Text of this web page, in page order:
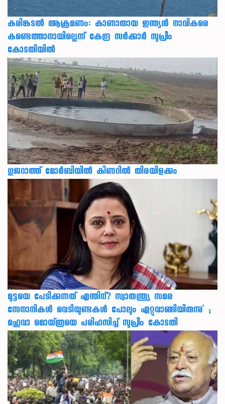
കരിങ്കടൽ ആക്രമണം: കാണാതായ ഇന്ത്യൻ നാവികരെ
കണ്ടെത്താനായില്ലെന്ന് കേന്ദ്ര സർക്കാർ സുപ്രീം
കോടതിയിൽ
ഗുജറാത്ത് മോർബിയിൽ കിണറിൽ തിരയിളക്കം
മുട്ടയെ പേടിക്കുന്നത് എന്തിന്? സ്വാതന്ത്ര്യ സമര
സേനാനികൾ വെടിയുണ്ടകൾ പോലും ഏറ്റുവാങ്ങിയിരുന്നു' ;
മഹുവാ മൊയ്ത്രയെ പരിഹസിച്ച് സുപ്രീം കോടതി